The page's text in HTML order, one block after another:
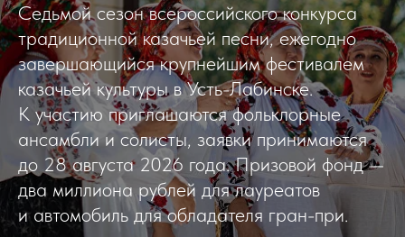
Седьмой сезон всероссийского конкурса
традиционной казачьей песни, ежегодно
завершающийся крупнейшим фестивалем
казачьей культуры в Усть-Лабинске.
К участию приглашаются фольклорные
ансамбли и солисты, заявки принимаются
до 28 августа 2026 года. Призовой фонд —
два миллиона рублей для лауреатов
и автомобиль для обладателя гран-при.